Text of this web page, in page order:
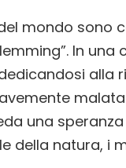
mondo sono
In
alla
una
della natura, i